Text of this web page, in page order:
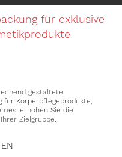
für exklusive
gestaltete
für Körperpflegeprodukte,
erhöhen Sie die
Zielgruppe.